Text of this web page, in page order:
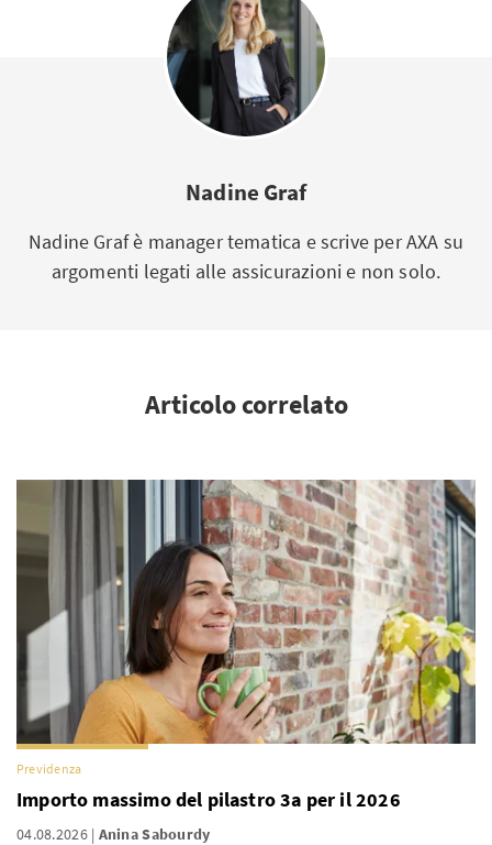
Nadine Graf
Nadine Graf è manager tematica e scrive per AXA su
argomenti legati alle assicurazioni e non solo.
Articolo correlato
Previdenza
Importo massimo del pilastro 3a per il 2026
04.08.2026 Anina Sabourdy